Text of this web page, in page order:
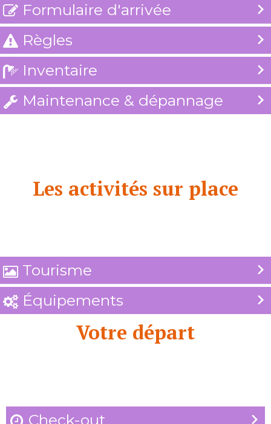
 Formulaire d'arrivée
 Règles
 Inventaire
 Maintenance & dépannage
Les activités sur place
 Tourisme
 Équipements
Votre départ
Check-out